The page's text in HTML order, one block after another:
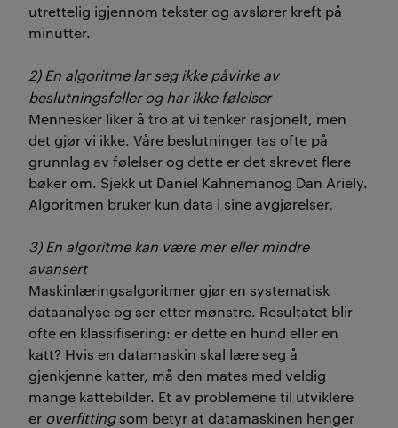
utrettelig igjennom tekster og avslører kreft på
minutter.
2) En algoritme lar seg ikke påvirke av
beslutningsfeller og har ikke følelser
Mennesker liker å tro at vi tenker rasjonelt, men
det gjør vi ikke. Våre beslutninger tas ofte på
grunnlag av følelser og dette er det skrevet flere
bøker om. Sjekk ut Daniel Kahnemanog Dan Ariely.
Algoritmen bruker kun data i sine avgjørelser.
3) En algoritme kan være mer eller mindre
avansert
Maskinlæringsalgoritmer gjør en systematisk
dataanalyse og ser etter mønstre. Resultatet blir
ofte en klassifisering: er dette en hund eller en
katt? Hvis en datamaskin skal lære seg å
gjenkjenne katter, må den mates med veldig
mange kattebilder. Et av problemene til utviklere
er overfitting som betyr at datamaskinen henger